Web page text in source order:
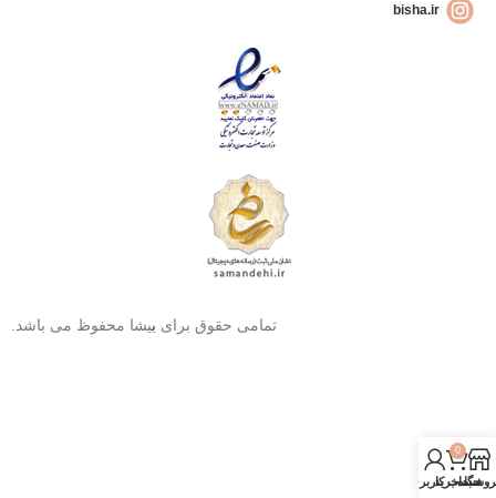
bisha.ir
تمامی حقوق برای بیشا محفوظ می باشد.
0
سبد خرید
حساب کاربری من